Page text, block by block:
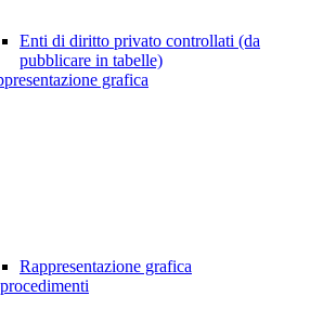
Enti di diritto privato controllati (da
pubblicare in tabelle)
grafica
Rappresentazione grafica